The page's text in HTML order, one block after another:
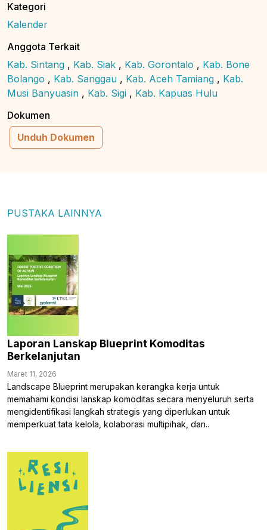
Kategori
Kalender
Anggota Terkait
Kab. Sintang , Kab. Siak , Kab. Gorontalo , Kab. Bone
Bolango , Kab. Sanggau , Kab. Aceh Tamiang , Kab.
Musi Banyuasin , Kab. Sigi , Kab. Kapuas Hulu
Dokumen
Unduh Dokumen
PUSTAKA LAINNYA
Laporan Lanskap Blueprint Komoditas
Berkelanjutan
Maret 11, 2026
Landscape Blueprint merupakan kerangka kerja untuk
memahami kondisi lanskap komoditas secara menyeluruh serta
mengidentifikasi langkah strategis yang diperlukan untuk
memperkuat tata kelola, kolaborasi multipihak, dan..